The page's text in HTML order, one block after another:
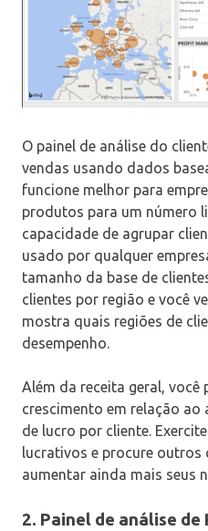
O painel de análise do
vendas usando dados
funcione melhor para
produtos para um número
capacidade de agrupar
usado por qualquer
tamanho da base de
clientes por região e você
mostra quais regiões de
desempenho.
Além da receita geral,
crescimento em relação ao
de lucro por cliente.
lucrativos e procure outros
aumentar ainda mais seus
2. Painel de análise de